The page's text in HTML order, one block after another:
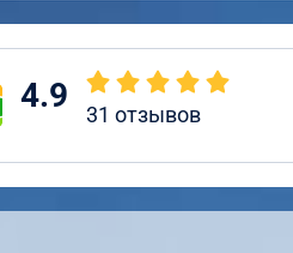
4.9 31 отзывов